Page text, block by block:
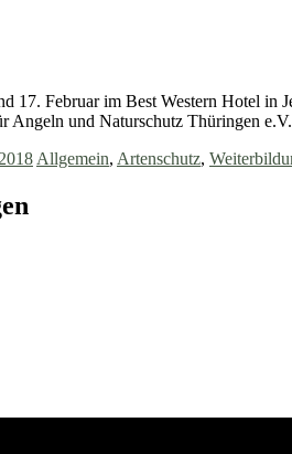
17. Februar im Best Western Hotel
Angeln und Naturschutz Thüringen
Allgemein, Artenschutz,